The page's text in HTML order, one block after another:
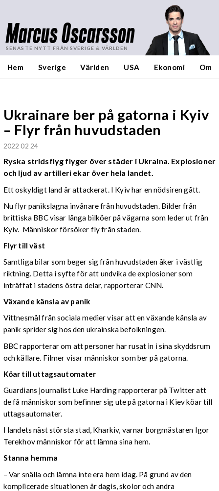
Marcus Oscarsson
SENASTE NYTT FRÅN SVERIGE & VÄRLDEN
Hem Sverige Världen USA Ekonomi Om
Ukrainare ber på gatorna i Kyiv
– Flyr från huvudstaden
2022 02 24
Ryska stridsflyg flyger över städer i Ukraina. Explosioner
och ljud av artilleri ekar över hela landet.
Ett oskyldigt land är attackerat. I Kyiv har en nödsiren gått.
Nu flyr panikslagna invånare från huvudstaden. Bilder från
brittiska BBC visar långa bilköer på vägarna som leder ut från
Kyiv. Människor försöker fly från staden.
Flyr till väst
Samtliga bilar som beger sig från huvudstaden åker i västlig
riktning. Detta i syfte för att undvika de explosioner som
inträffat i stadens östra delar, rapporterar CNN.
Växande känsla av panik
Vittnesmål från sociala medier visar att en växande känsla av
panik sprider sig hos den ukrainska befolkningen.
BBC rapporterar om att personer har rusat in i sina skyddsrum
och källare. Filmer visar människor som ber på gatorna.
Köar till uttagsautomater
Guardians journalist Luke Harding rapporterar på Twitter att
de få människor som befinner sig ute på gatorna i Kiev köar till
uttagsautomater.
I landets näst största stad, Kharkiv, varnar borgmästaren Igor
Terekhov människor för att lämna sina hem.
Stanna hemma
– Var snälla och lämna inte era hem idag. På grund av den
komplicerade situationen är dagis, skolor och andra